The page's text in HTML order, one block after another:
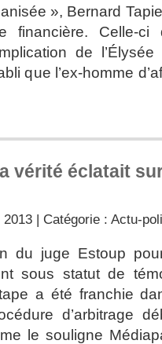
», Bernard
financière. Celle-
de
que l’ex-homme
vérité éclatait
2013 | Catégorie : Actu-
du juge Estoup
sous statut de
a été franchie
d’arbitrage
le souligne